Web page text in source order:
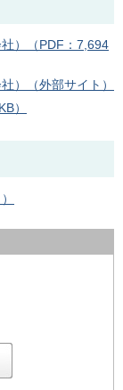
）（PDF：7,694
）（外部サイト）
）